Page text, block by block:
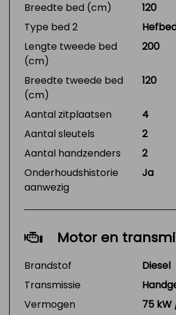
Breedte bed (cm)
120
Type bed 2
Lengte tweede bed
(cm)
200
Breedte tweede bed
(cm)
120
Aantal zitplaatsen
4
Aantal sleutels
2
Aantal handzenders
2
Onderhoudshistorie
aanwezig
Ja
Motor en
Brandstof
Diesel
Transmissie
Vermogen
75 kW